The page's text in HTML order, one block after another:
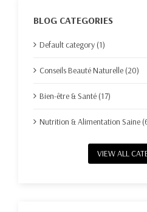
BLOG CATEGORIES
Default category (1)
Conseils Beauté Naturelle (20)
Bien-être & Santé (17)
Nutrition & Alimentation Saine
VIEW ALL